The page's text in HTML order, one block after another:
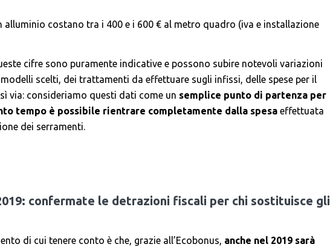
alluminio costano tra i 400 e i 600 € al metro quadro (iva e installazione
cifre sono puramente indicative e possono subire notevoli variazioni
scelti, dei trattamenti da effettuare sugli infissi, delle spese per il
via: consideriamo questi dati come un semplice punto di partenza per
tempo è possibile rientrare completamente dalla spesa effettuata
dei serramenti.
confermate le detrazioni fiscali per chi sostituisce gli
di cui tenere conto è che, grazie all’Ecobonus, anche nel 2019 sarà